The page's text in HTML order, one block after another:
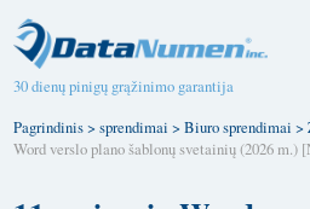
30 dienų pinigų grąžinimo garantija
Pagrindinis>sprendimai >Biuro sprendimai >
Word verslo plano šablonų svetainių (2026